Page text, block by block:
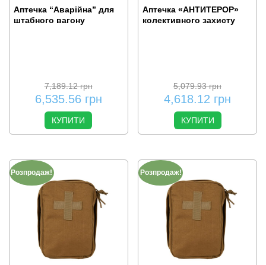
Аптечка “Аварійна” для
штабного вагону
7,189.12грн
6,535.56 грн
КУПИТИ
Аптечка «АНТИТЕРОР»
колективного захисту
5,079.93грн
4,618.12 грн
КУПИТИ
Розпродаж! Розпродаж!